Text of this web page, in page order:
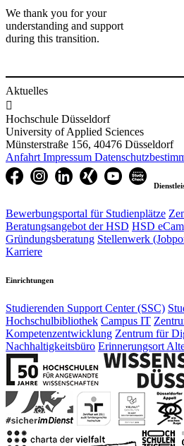
We thank you for your
understanding and support
during this transition.​
Aktuelles

Hochschule Düsseldorf
University of Applied Sciences
Münsterstraße 156, 40476 Düsseldorf
Anfahrt Impressum
Bewerbungsportal für Studienplätze
Beratungsangebot der HSD HSD
Gründungsberatung Stellenwerk
Karriere
Einrichtungen
Studierenden Support Center (SSC)
Hochschulbibliothek Campus IT
Kompetenzentwicklung Zentrum für
Nachhaltigkeitsbüro Erinnerungsort